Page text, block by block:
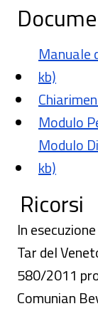
Manuale
kb)
Modulo
Modulo
kb)
Ricorsi
In
Tar del
580/2011
Comunian